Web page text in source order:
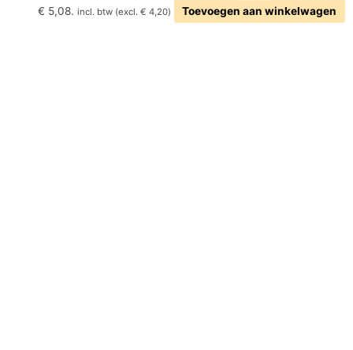
€ 5,08. incl. btw (excl. € 4,20) Toevoegen aan winkelwagen